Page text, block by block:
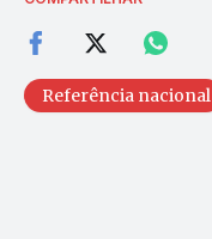
Referência nacional